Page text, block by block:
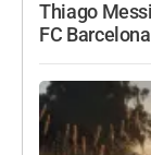
Thiago
FC